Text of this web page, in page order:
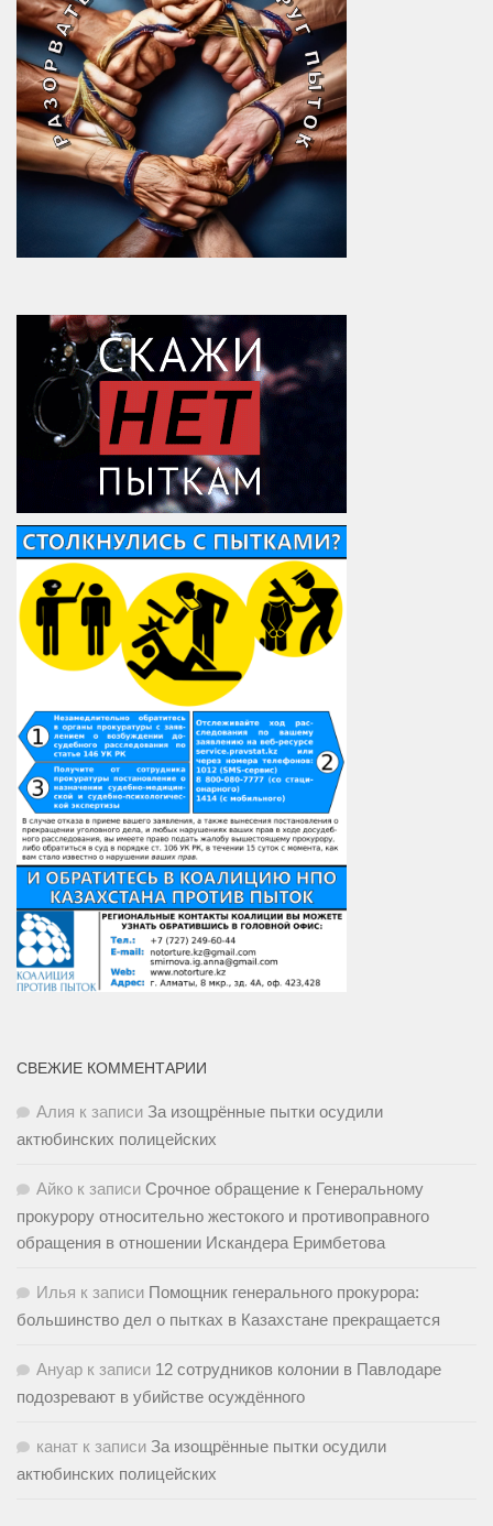
СВЕЖИЕ КОММЕНТАРИИ
Алия к записи За изощрённые пытки осудили
актюбинских полицейских
Айко к записи Срочное обращение к Генеральному
прокурору относительно жестокого и противоправного
обращения в отношении Искандера Еримбетова
Илья к записи Помощник генерального прокурора:
большинство дел о пытках в Казахстане прекращается
Ануар к записи 12 сотрудников колонии в Павлодаре
подозревают в убийстве осуждённого
канат к записи За изощрённые пытки осудили
актюбинских полицейских